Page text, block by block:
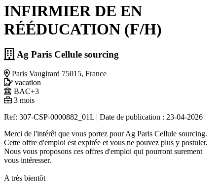
INFIRMIER DE EN
RÉÉDUCATION (F/H)
Ag Paris Cellule sourcing
Paris Vaugirard 75015, France
vacation
BAC+3
3 mois
Ref: 307-CSP-0000882_01L | Date de publication : 23-04-2026
Merci de l'intérêt que vous portez pour Ag Paris Cellule sourcing.
Cette offre d'emploi est expirée et vous ne pouvez plus y postuler.
Nous vous proposons ces offres d'emploi qui pourront surement
vous intéresser.
A très bientôt